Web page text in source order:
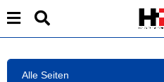
Alle Seiten